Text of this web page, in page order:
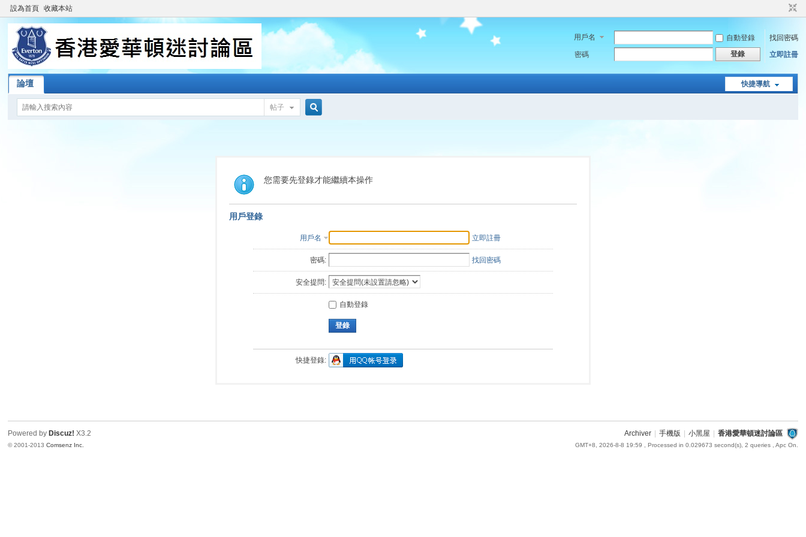
設為首頁 收藏本站
用戶名 自動登錄
找回密碼
密碼
登錄 立即註冊
快捷導航
論壇
帖子
索
您需要先登錄才能繼續本操作
用戶登錄
用戶名 立即註冊
密碼: 找回密碼
安全提問:
自動登錄
登錄
快捷登錄:
Archiver 手機版 小黑屋 香港愛華頓迷討論區
GMT+8, 2026-8-8 19:59 , Processed in 0.029673 second(s), 2 queries , Apc On.
Powered by Discuz! X3.2
© 2001-2013Comsenz Inc.